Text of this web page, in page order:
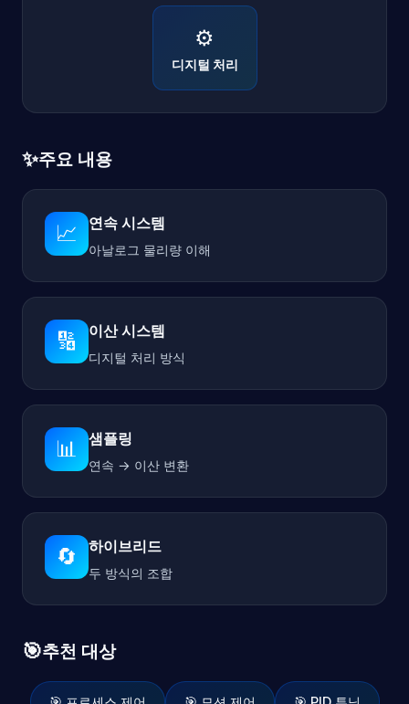
⚙️
디지털 처리
✨주요 내용
📈 연속 시스템
아날로그 물리량 이해
🔢 이산 시스템
디지털 처리 방식
📊 샘플링
연속 → 이산 변환
🔄 하이브리드
두 방식의 조합
🎯추천 대상